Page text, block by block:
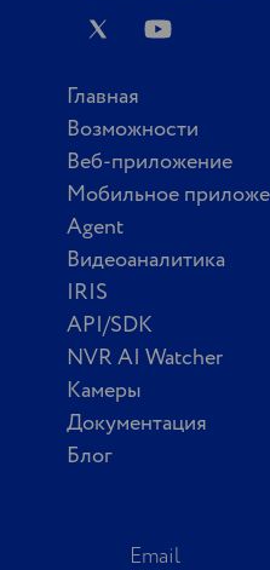
Главная
Возможности
Веб-приложение
Мобильное
Agent
Видеоаналитика
IRIS
API/SDK
NVR AI Watcher
Камеры
Документация
Блог